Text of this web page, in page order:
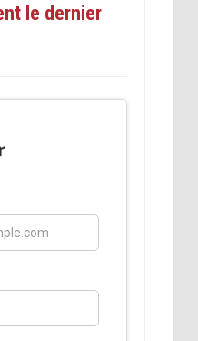
le dernier